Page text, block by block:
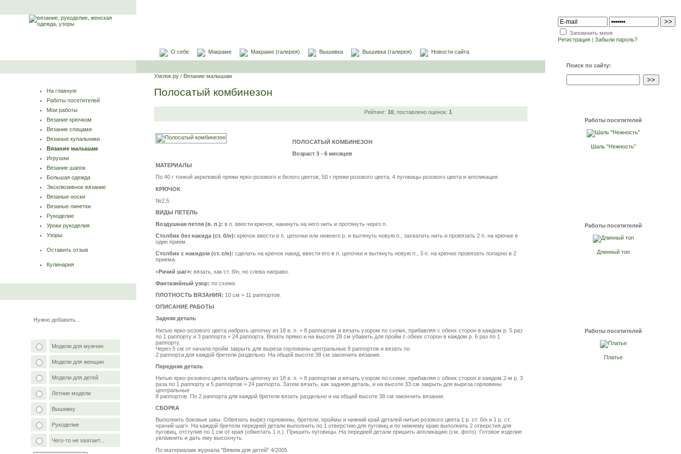
Запомнить меня
Регистрация | Забыли пароль?
О себе
Макраме Макраме (галерея) Вышивка Вышивка (галерея) Новости сайта
На главную
Работы посетителей
Мои работы
Вязание крючком
Вязание спицами
Вязаные купальники
Вязание малышам
Игрушки
Вязание шапок
Большая одежда
Эксклюзивное вязание
Вязаные носки
Вязаные пинетки
Рукоделие
Уроки рукоделия
Узоры
Оставить отзыв
Кулинария
Нужно добавить...
Модели для мужчин
Модели для женщин
Модели для детей
Летние модели
Вышивку
Рукоделие
Чего-то не хватает...
Узелок.ру / Вязание малышам
Полосатый комбинезон
Рейтинг: 10 , поставлено оценок: 1
ПОЛОСАТЫЙ КОМБИНЕЗОН
Возраст 3 - 6 месяцев
МАТЕРИАЛЫ
По 40 г тонкой акриловой пряжи ярко-розового и белого цветов, 50 г пряжи розового цвета, 4 пуговицы розового цвета и аппликация.
КРЮЧОК
№2,5.
ВИДЫ ПЕТЕЛЬ
Воздушная петля (в. п.): в п. ввести крючок, накинуть на него нить и протянуть через п.
Столбик без накида (ст. б/н): крючок ввести в п. цепочки или нижнего р. и вытянуть новую п., захватить нить и провязать 2 п. на крючке в
один прием.
Столбик с накидом (ст. с/н): сделать на крючок накид, ввести его в п. цепочки и вытянуть новую п., 3 п. на крючке провязать попарно в 2
приема.
«Рачий шаг»: вязать, как ст. б/н, но слева направо.
Фантазийный узор: по схеме.
ПЛОТНОСТЬ ВЯЗАНИЯ: 10 см = 11 раппортов.
ОПИСАНИЕ РАБОТЫ
Задняя деталь
Нитью ярко-розового цвета набрать цепочку из 18 в. п. = 8 раппортам и вязать узором по схеме, прибавляя с обеих сторон в каждом р. 5 раз
по 1 раппорту и 3 раппорта = 24 раппорта. Вязать прямо и на высоте 28 см убавить для пройм с обеих сторон в каждом р. 6 раз по 1
раппорту.
Через 5 см от начала пройм закрыть для выреза горловины центральные 8 раппортов и вязать по
2 раппорта для каждой бретели раздельно. На общей высоте 38 см закончить вязание.
Передняя деталь
Нитью ярко-розового цвета набрать цепочку из 18 в. п. = 8 раппортам и вязать узором по схеме, прибавляя с обеих сторон в каждом 2-м р. 3
раза по 1 раппорту и 5 раппортов = 24 раппорта. Затем вязать, как заднюю деталь, и на высоте 33 см закрыть для выреза горловины
центральные
8 раппортов. По 2 раппорта для каждой бретели вязать раздельно и на общей высоте 38 см закончить вязание.
СБОРКА
Выполнить боковые швы. Обвязать вырез горловины, бретели, проймы и нижний край деталей нитью розового цвета 1 р. ст. б/н и 1 р. ст.
«рачий шаг». На каждой бретели передней детали выполнить по 1 отверстию для пуговиц и по нижнему краю выполнить 2 отверстия для
пуговиц, отступив по 1 см от края (обметать 1 п.). Пришить пуговицы. На передней детали пришить аппликацию (см. фото). Готовое изделие
увлажнить и дать ему высохнуть.
По материалам журнала "Вяжем для детей" 4/2005
Поиск по сайту:
Работы посетителей
Шаль "Нежность"
Работы посетителей
Длинный топ
Работы посетителей
Платье